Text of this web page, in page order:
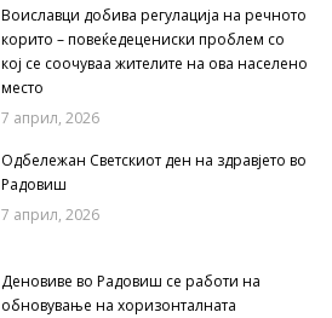
Воиславци добива регулација на речното
корито – повеќедецениски проблем со
кој се соочуваа жителите на ова населено
место
7 април, 2026
Одбележан Светскиот ден на здравјето во
Радовиш
7 април, 2026
Деновиве во Радовиш се работи на
обновување на хоризонталната